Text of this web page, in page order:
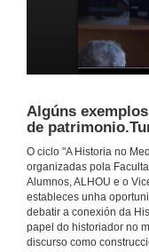
Algúns
de
O ciclo "A Historia no
organizadas pola
Alumnos, ALHOU e o
estableces unha
debatir a conexión da
papel do historiador no
discurso como